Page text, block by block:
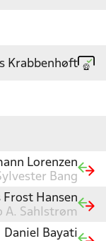
Krabbenhøft
Lorenzen
Bang
Frost Hansen
A. Sahlstrøm
Daniel Bayati